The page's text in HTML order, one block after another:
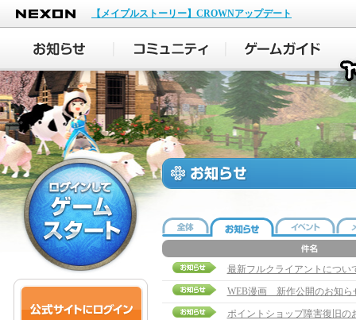
NEXON
【メイプルストーリー】CROWNアップデート
最新フルクライアントについ
WEB漫画 新作公開のお知ら
ポイントショップ障害復旧の